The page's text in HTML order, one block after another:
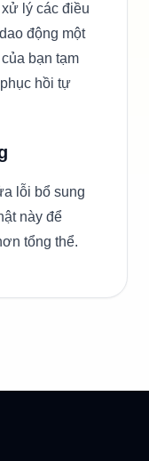
lý các điều
động một
bạn tạm
hồi tự
lỗi bổ sung
này để
tổng thể.